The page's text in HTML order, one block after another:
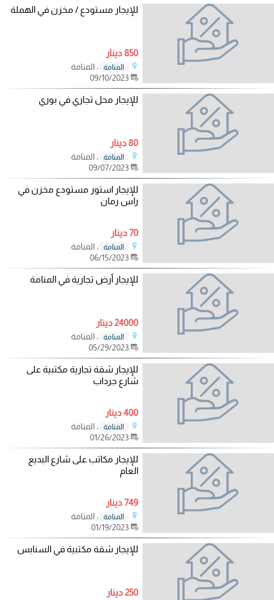
للإيجار مستودع / مخزن في الهملة
850 دينار
المنامة
، المنامة
09/10/2023
للإيجار محل تجاري في بوري
80 دينار
المنامة
، المنامة
09/07/2023
للإيجار استور مستودع مخزن في
راس رمان
70 دينار
المنامة
، المنامة
06/15/2023
للإيجار أرض تجارية في المنامة
24000 دينار
المنامة
، المنامة
05/29/2023
للإيجار شقة تجارية مكتبية على
شارع جرداب
400 دينار
المنامة
، المنامة
01/26/2023
للإيجار مكاتب على شارع البديع
العام
749 دينار
المنامة
، المنامة
01/19/2023
للإيجار شقة مكتبية في السنابس
250 دينار